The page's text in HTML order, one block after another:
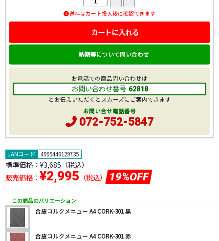
JANコード 4995446129735
標準価格： ¥3,685 （税込）
販売価格： ¥2,995 （税込） 19%OFF
この商品のバリエーション
合皮コルクメニュー A4 CORK-301 黒
合皮コルクメニュー A4 CORK-301 赤
送料はカート投入後に確認できます
カートに入れる
納期等について問い合わせ
お電話での商品問い合わせは
お問い合わせ番号 62818
とお伝えいただくとスムーズにご案内できます
お問い合せ電話番号
072-752-5847